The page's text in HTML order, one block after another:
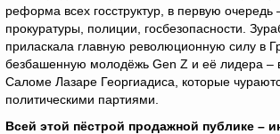
реформа всех госструктур, в первую очередь
прокуратуры, полиции, госбезопасности.
приласкала главную революционную силу в
безбашенную молодёжь Gen Z и её лидера –
Саломе Лазаре Георгиадиса, которые
политическими партиями.
Всей этой пёстрой продажной публике –